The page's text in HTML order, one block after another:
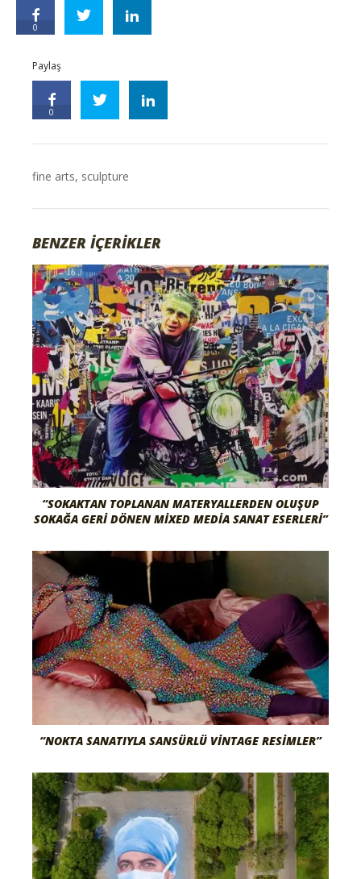
0
Paylaş
0
fine arts, sculpture
BENZER İÇERİKLER
“SOKAKTAN TOPLANAN MATERYALLERDEN OLUŞUP
SOKAĞA GERI DÖNEN MIXED MEDIA SANAT ESERLERI”
“NOKTA SANATIYLA SANSÜRLÜ VINTAGE RESIMLER”